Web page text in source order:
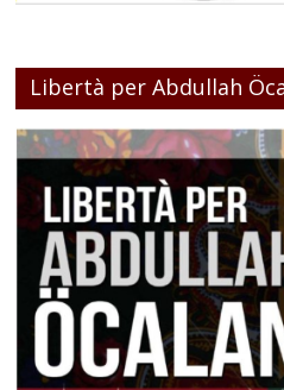
Libertà per Abdullah